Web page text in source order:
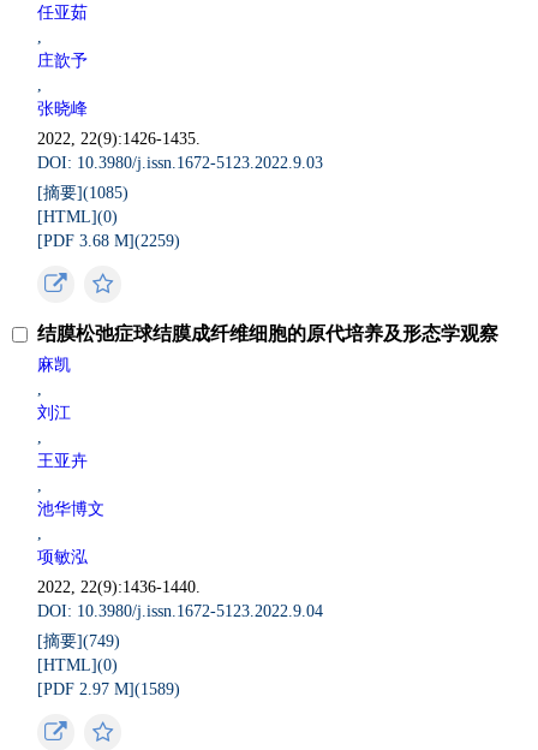
任亚茹
,
庄歆予
,
张晓峰
2022, 22(9):1426-1435.
DOI: 10.3980/j.issn.1672-5123.2022.9.03
[摘要](1085)
[HTML](0)
[PDF 3.68 M](2259)
结膜松弛症球结膜成纤维细胞的原代培养及形态学观察
麻凯
,
刘江
,
王亚卉
,
池华博文
,
项敏泓
2022, 22(9):1436-1440.
DOI: 10.3980/j.issn.1672-5123.2022.9.04
[摘要](749)
[HTML](0)
[PDF 2.97 M](1589)